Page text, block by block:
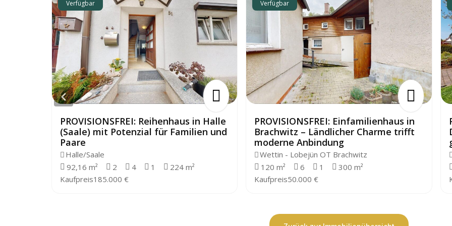
Verfügbar
PROVISIONSFREI: Reihenhaus in Halle
(Saale) mit Potenzial für Familien und
Paare
Halle/Saale
92,16 m²
2 4 1
224 m²
Kaufpreis185.000 €
Verfügbar
PROVISIONSFREI: Einfamilienhaus in
Brachwitz – Ländlicher Charme trifft
moderne Anbindung
Wettin - Lobejün OT Brachwitz
120 m²
6 1
300 m²
Kaufpreis50.000 €